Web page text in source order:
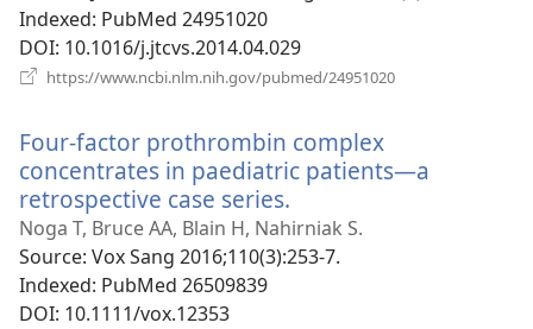
Indexed‎: PubMed 24951020
DOI‎: 10.1016/j.jtcvs.2014.04.029
https://www.ncbi.nlm.nih.gov/pubmed/24951020
Four-factor prothrombin complex
concentrates in paediatric patients—a
retrospective case series.
у
новому
Noga T, Bruce AA, Blain H, Nahirniak S.
Source‎: Vox Sang 2016;110(3):253-7.
Indexed‎: PubMed 26509839
DOI‎: 10.1111/vox.12353